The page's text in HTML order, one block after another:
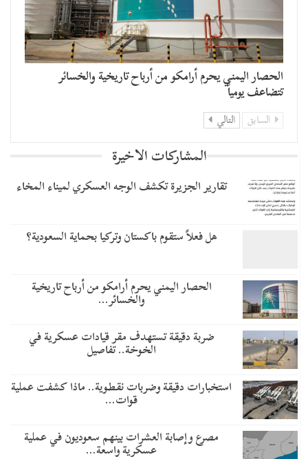
الحصار اليمني يحرم أرامكو من أرباح تاريخية والخسائر
تتضاعف يومياً
السابق التالي
المشاركات الاخيرة
تقارير الجزيرة تكشف الوجه العسكري لميناء المخاء
هل فعلاً ستقوم باكستان وتركيا بحماية السعودية؟
الحصار اليمني يحرم أرامكو من أرباح تاريخية
والخسائر…
ضربة دقيقة تستهدف مقر قيادات عسكرية في
الخوخة.. تفاصيل
استخبارات دقيقة وضربات نقطوية.. ماذا كشفت عملية
قوات…
مصرع وإصابة العشرات بينهم سعوديون في عملية
عسكرية واسعة…